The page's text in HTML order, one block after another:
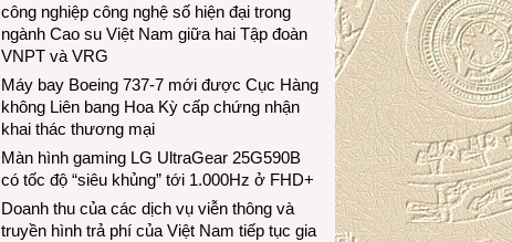
công nghiệp công nghệ số hiện đại trong
ngành Cao su Việt Nam giữa hai Tập đoàn
VNPT và VRG
Máy bay Boeing 737-7 mới được Cục Hàng
không Liên bang Hoa Kỳ cấp chứng nhận
khai thác thương mại
Màn hình gaming LG UltraGear 25G590B
có tốc độ “siêu khủng” tới 1.000Hz ở FHD+
Doanh thu của các dịch vụ viễn thông và
truyền hình trả phí của Việt Nam tiếp tục gia